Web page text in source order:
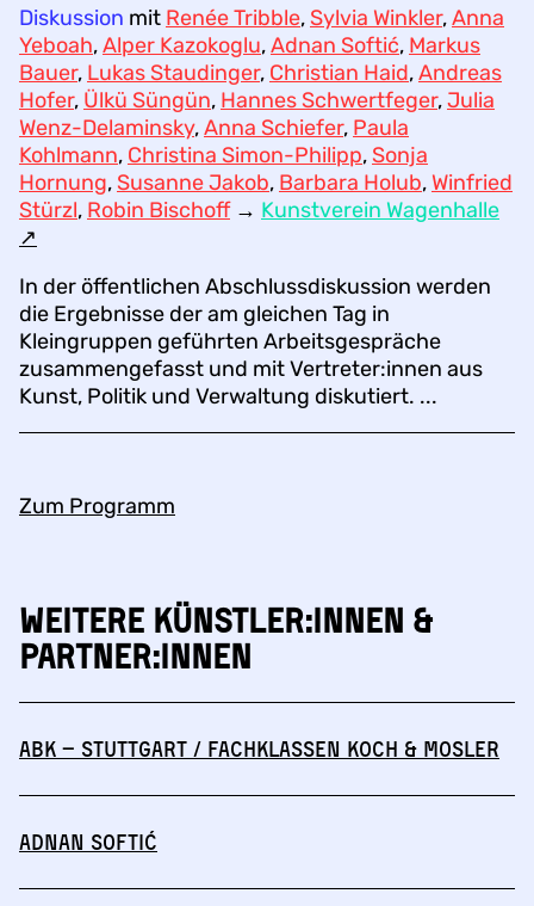
Diskussion mit Renée Tribble, Sylvia Winkler,Anna
Yeboah,Alper Kazokoglu,Adnan Softić, Markus
Bauer, Lukas Staudinger, Christian Haid,Andreas
Hofer, Ülkü Süngün, Hannes Schwertfeger,Julia
Wenz-Delaminsky,Anna Schiefer, Paula
Kohlmann, Christina Simon-Philipp, Sonja
Hornung, Susanne Jakob, Barbara Holub, Winfried
Stürzl, Robin Bischoff→ Kunstverein Wagenhalle
↗︎
In der öffentlichen Abschlussdiskussion werden
die Ergebnisse der am gleichen Tag in
Kleingruppen geführten Arbeitsgespräche
zusammengefasst und mit Vertreter:innen aus
Kunst, Politik und Verwaltung diskutiert. ...
Zum Programm
Weitere Künstler:innen &
Partner:innen
abk – Stuttgart / Fachklassen Koch & Mosler
Adnan Softić